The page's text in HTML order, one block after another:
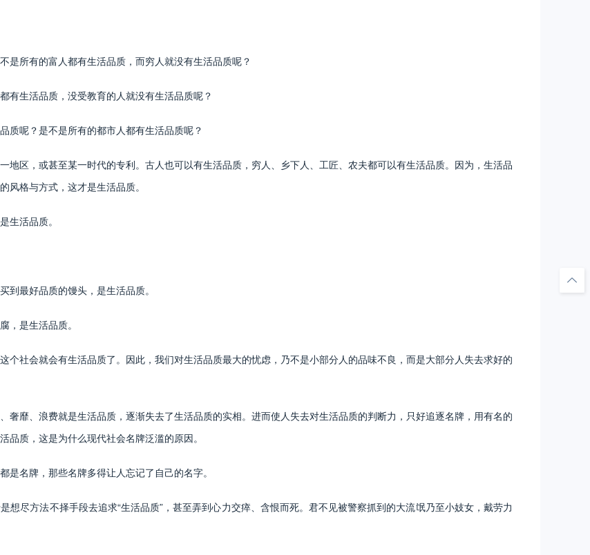
所有的富人都有生活品质，而穷人就没有生活品质呢？
生活品质，没受教育的人就没有生活品质呢？
呢？是不是所有的都市人都有生活品质呢？
区，或甚至某一时代的专利。古人也可以有生活品质，穷人、乡下人、工匠、农夫都可以有生活品质。因为，生活品
风格与方式，这才是生活品质。
活品质。
最好品质的馒头，是生活品质。
是生活品质。
社会就会有生活品质了。因此，我们对生活品质最大的忧虑，乃不是小部分人的品味不良，而是大部分人失去求好的
靡、浪费就是生活品质，逐渐失去了生活品质的实相。进而使人失去对生活品质的判断力，只好追逐名牌，用有名的
质，这是为什么现代社会名牌泛滥的原因。
名牌，那些名牌多得让人忘记了自己的名字。
尽方法不择手段去追求“生活品质”，甚至弄到心力交瘁、含恨而死。君不见被警察抓到的大流氓乃至小妓女，戴劳力